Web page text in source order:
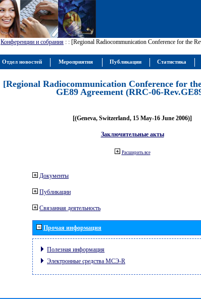
Конференции и собрания : : [Regional Radiocommunication Conference for the
[Regional Radiocommunication Conference for
GE89 Agreement (RRC-06-
[(Geneva, Switzerland, 15 May-16 June 2006)]
Заключительные акты
Расширить все
Документы
Публикации
Связанная деятельность
Прочая информация
Полезная информация
Электронные средства МСЭ-R
Отдел новостей Мероприятия Публикации Статистика